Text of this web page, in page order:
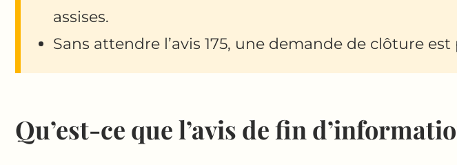
assises.
Sans attendre l’avis 175, une demande de clôture
Qu’est-ce que l’avis de fin